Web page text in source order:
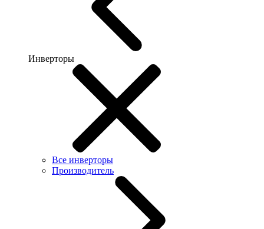
Инверторы
Все инверторы
Производитель